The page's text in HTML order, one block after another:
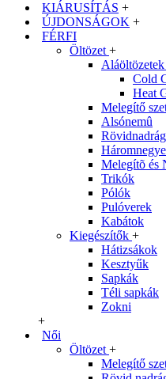
KIÁRUSÍTÁS +
ÚJDONSÁGOK +
FÉRFI
Öltözet +
Aláöltözetek
Cold
Heat
Melegítő
Alsónemû
Melegítõ és
Trikók
Pólók
Pulóverek
Kabátok
Kiegészítők +
Hátizsákok
Kesztyűk
Sapkák
Téli sapkák
Zokni
+
Női
Öltözet +
Melegítő